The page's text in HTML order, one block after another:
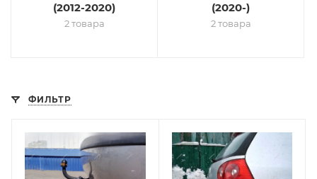
(2012-2020)
2 товара
(2020-)
2 товара
ФИЛЬТР